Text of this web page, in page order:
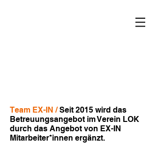
Team EX-IN /Seit 2015 wird das
Betreuungsangebot im Verein LOK
durch das Angebot von EX-IN
Mitarbeiter*innen ergänzt.